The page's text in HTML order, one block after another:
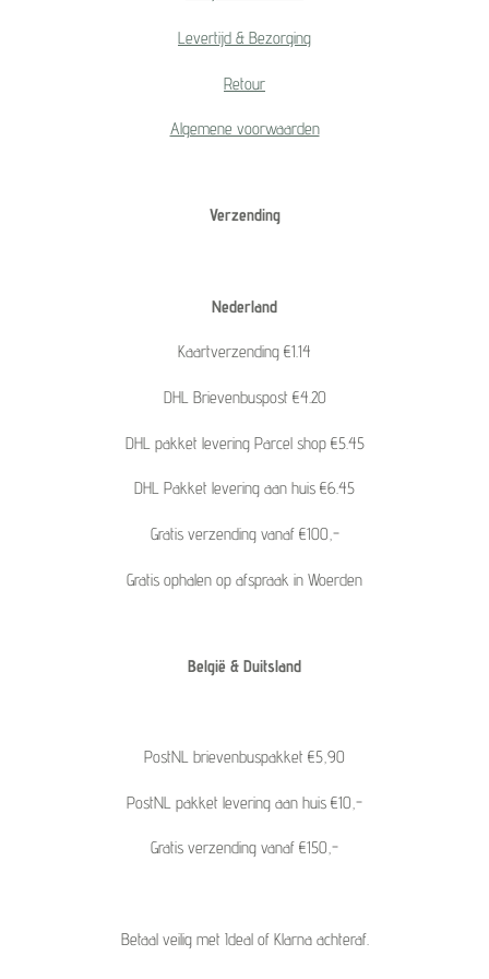
Levertijd & Bezorging
Retour
Algemene voorwaarden
Verzending
Nederland
Kaartverzending €1.14
DHL Brievenbuspost €4.20
DHL pakket levering Parcel shop €5.45
DHL Pakket levering aan huis €6.45
Gratis verzending vanaf €100,-
Gratis ophalen op afspraak in Woerden
België & Duitsland
PostNL brievenbuspakket €5,90
PostNL pakket levering aan huis €10,-
Gratis verzending vanaf €150,-
Betaal veilig met Ideal of Klarna achteraf.